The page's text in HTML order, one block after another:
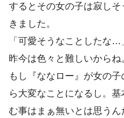
するとその女の子は寂し
きました。
「可愛そうなことしたな
昨今は色々と難しいからね
もし『ななロー』が女の
ら大変なことになるし。
む事はまぁ無いとは思う